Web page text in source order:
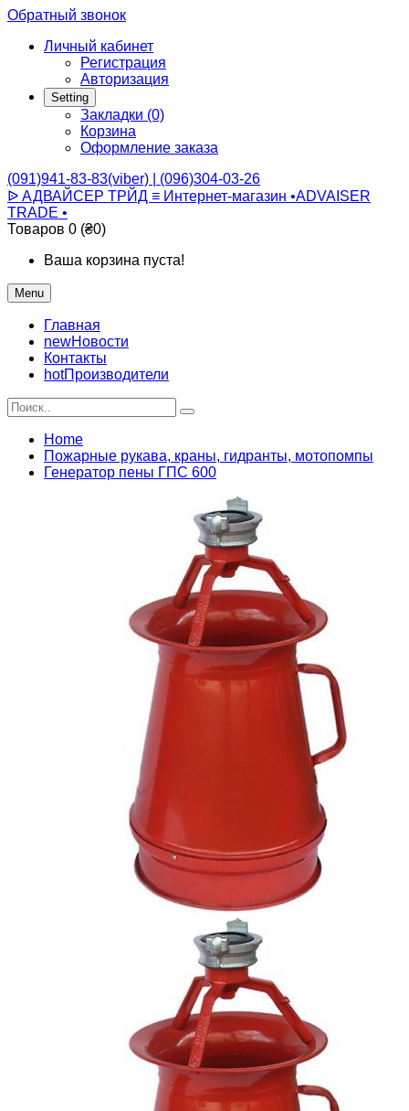
Обратный звонок
Личный кабинет
Регистрация
Авторизация
Setting
Закладки (0)
Корзина
Оформление заказа
(091)941-83-83(viber) | (096)304-03-26
ᐉ АДВАЙСЕР ТРЙД ≡ Интернет-магазин •ADVAISER
TRADE •
Товаров 0 (₴0)
Ваша корзина пуста!
Menu
Главная
newНовости
Контакты
hotПроизводители
Home
Пожарные рукава, краны, гидранты, мотопомпы
Генератор пены ГПС 600